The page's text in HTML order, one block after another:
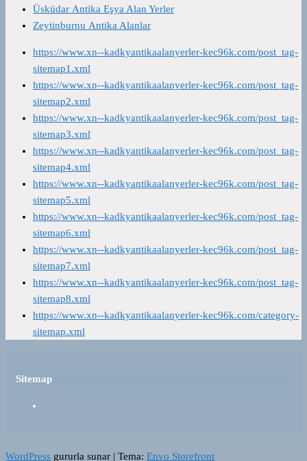
Üsküdar Antika Eşya Alan Yerler
Zeytinburnu Antika Alanlar
https://www.xn--kadkyantikaalanyerler-kec96k.com/post_tag-
sitemap1.xml
https://www.xn--kadkyantikaalanyerler-kec96k.com/post_tag-
sitemap2.xml
https://www.xn--kadkyantikaalanyerler-kec96k.com/post_tag-
sitemap3.xml
https://www.xn--kadkyantikaalanyerler-kec96k.com/post_tag-
sitemap4.xml
https://www.xn--kadkyantikaalanyerler-kec96k.com/post_tag-
sitemap5.xml
https://www.xn--kadkyantikaalanyerler-kec96k.com/post_tag-
sitemap6.xml
https://www.xn--kadkyantikaalanyerler-kec96k.com/post_tag-
sitemap7.xml
https://www.xn--kadkyantikaalanyerler-kec96k.com/post_tag-
sitemap8.xml
https://www.xn--kadkyantikaalanyerler-kec96k.com/category-
sitemap.xml
Sitemap
WordPress gururla sunar | Tema: Envo Storefront